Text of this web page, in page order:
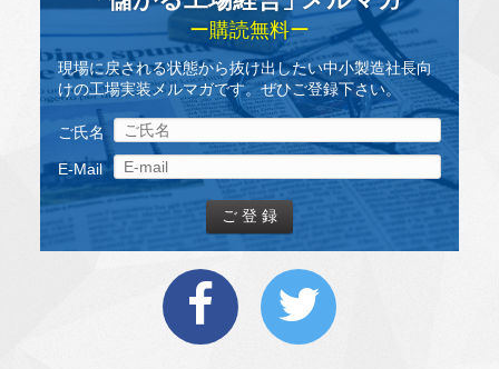
ー購読無料ー
現場に戻される状態から抜け出したい中小製造社長向
けの工場実装メルマガです。ぜひご登録下さい。
ご氏名
E-Mail